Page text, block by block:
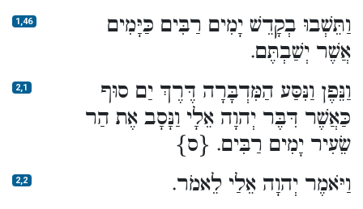
1,46
וַתֵּשְׁבוּ בְקָדֵשׁ יָמִים רַבִּים כַּיָּמִים
אֲשֶׁר יְשַׁבְתֶּם.
2,1
וַנֵּפֶן וַנִּסַּע הַמִּדְבָּרָה דֶּרֶךְ יַם סוּף
כַּאֲשֶׁר דִּבֶּר יְהוָה אֵלָי וַנָּסָב אֶת הַר
שֵׂעִיר יָמִים רַבִּים. {ס}
2,2 וַיֹּאמֶר יְהוָה אֵלַי לֵאמֹר.